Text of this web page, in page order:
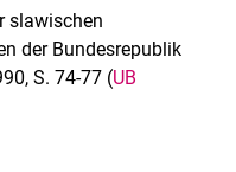
slawischen
der Bundesrepublik
S. 74-77 (UB